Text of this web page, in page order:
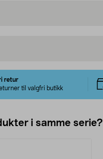
retur
til valgfri butikk
i samme serie?